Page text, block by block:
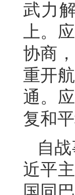
武力
上。
协商
重开
通。
复和
自
近平